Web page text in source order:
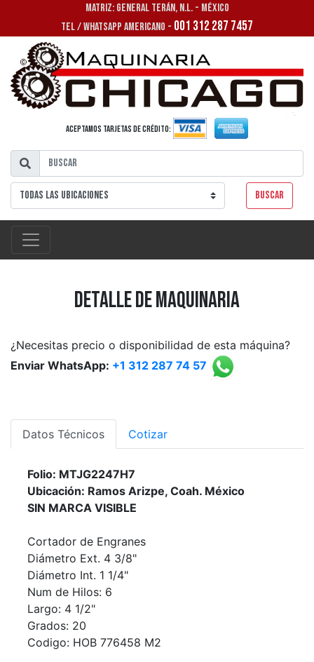
MATRIZ: GENERAL TERÁN, N.L. - MÉXICO
TEL / WHATSAPP AMERICANO - 001 312 287 7457
Aceptamos tarjetas de crédito:
Buscar
Detalle de Maquinaria
¿Necesitas precio o disponibilidad de esta máquina?
Enviar WhatsApp: +1 312 287 74 57
Datos Técnicos Cotizar
Folio: MTJG2247H7
Ubicación: Ramos Arizpe, Coah. México
SIN MARCA VISIBLE
Cortador de Engranes
Diámetro Ext. 4 3/8"
Diámetro Int. 1 1/4"
Num de Hilos: 6
Largo: 4 1/2"
Grados: 20
Codigo: HOB 776458 M2